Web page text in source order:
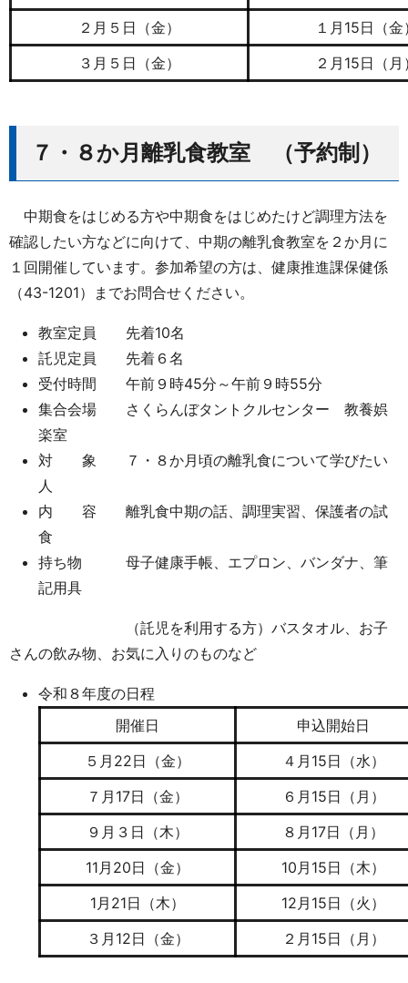
２月５日（金）
１月15日（金
３月５日（金）
２月15日（月
７・８か月離乳食教室 （予約制）
中期食をはじめる方や中期食をはじめたけど調理方法を
確認したい方などに向けて、中期の離乳食教室を２か月に
１回開催しています。参加希望の方は、健康推進課保健係
（43-1201）までお問合せください。
教室定員 先着10名
託児定員 先着６名
受付時間 午前９時45分～午前９時55分
集合会場 さくらんぼタントクルセンター 教養娯
楽室
対 象 ７・８か月頃の離乳食について学びたい
人
内 容 離乳食中期の話、調理実習、保護者の試
食
持ち物 母子健康手帳、エプロン、バンダナ、筆
記用具
（託児を利用する方）バスタオル、お子
さんの飲み物、お気に入りのものなど
令和８年度の日程
開催日
申込開始日
５月22日（金）
４月15日（水）
７月17日（金）
６月15日（月）
９月３日（木）
８月17日（月）
11月20日（金）
10月15日（木）
1月21日（木）
12月15日（火）
３月12日（金）
２月15日（月）